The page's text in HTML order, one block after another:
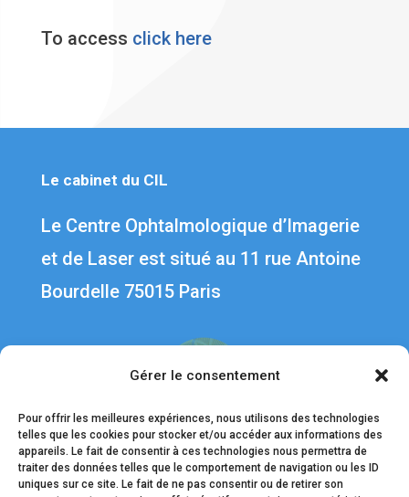
Gérer le consentement
Pour offrir les meilleures expériences, nous utilisons des technologies
telles que les cookies pour stocker et/ou accéder aux informations des
appareils. Le fait de consentir à ces technologies nous permettra de
traiter des données telles que le comportement de navigation ou les ID
uniques sur ce site. Le fait de ne pas consentir ou de retirer son
To access click here
Le cabinet du CIL
Le Centre Ophtalmologique d’Imagerie
et de Laser est situé au 11 rue Antoine
Bourdelle 75015 Paris